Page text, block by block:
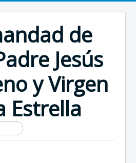
de
Jesús
y Virgen
Estrella